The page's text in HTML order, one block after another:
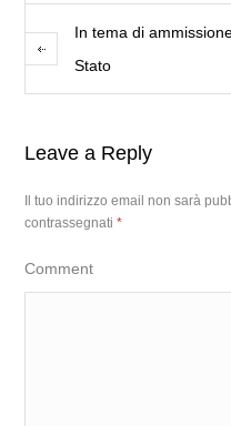
In tema di
Stato
Leave a Reply
Il tuo indirizzo email non sarà
contrassegnati*
Comment